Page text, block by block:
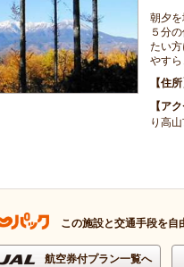
朝夕
５分
たい
やす
住所
ア
り高
この施設と交通手段を自
航空券付プラン一覧へ